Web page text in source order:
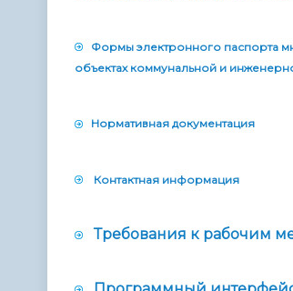
Формы электронного паспорта
объектах коммунальной и
Нормативная документация
Контактная информация
Требования к рабочим